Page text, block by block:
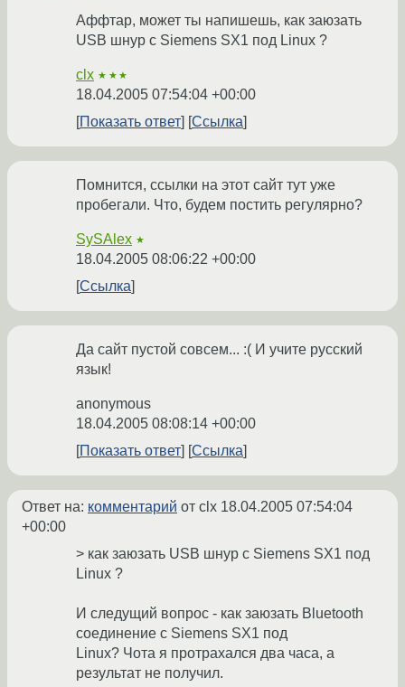
Аффтар, может ты напишешь, как заюзать
USB шнур с Siemens SX1 под Linux ?
clx ★★★
18.04.2005 07:54:04 +00:00
Показать ответ
Ссылка
Помнится, ссылки на этот сайт тут уже
пробегали. Что, будем постить регулярно?
SySAlex ★
18.04.2005 08:06:22 +00:00
Ссылка
Да сайт пустой совсем... :( И учите русский
язык!
anonymous
18.04.2005 08:08:14 +00:00
Показать ответ
Ссылка
Ответ на: комментарий от clx 18.04.2005 07:54:04
+00:00
> как заюзать USB шнур с Siemens SX1 под
Linux ?
И следущий вопрос - как заюзать Bluetooth
соединение с Siemens SX1 под
Linux? Чота я протрахался два часа, а
результат не получил.